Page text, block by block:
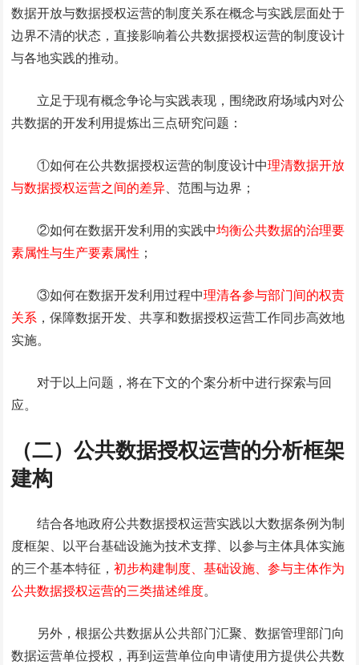
数据开放与数据授权运营的制度关系在概念与实践层面处于
边界不清的状态，直接影响着公共数据授权运营的制度设计
与各地实践的推动。
立足于现有概念争论与实践表现，围绕政府场域内对公
共数据的开发利用提炼出三点研究问题：
①如何在公共数据授权运营的制度设计中理清数据开放
与数据授权运营之间的差异、范围与边界；
②如何在数据开发利用的实践中均衡公共数据的治理要
素属性与生产要素属性 ；
③如何在数据开发利用过程中理清各参与部门间的权责
关系 ，保障数据开发、共享和数据授权运营工作同步高效地
实施。
对于以上问题，将在下文的个案分析中进行探索与回
应。
（二）公共数据授权运营的分析框架
建构
结合各地政府公共数据授权运营实践以大数据条例为制
度框架、以平台基础设施为技术支撑、以参与主体具体实施
的三个基本特征，初步构建制度、基础设施、参与主体作为
公共数据授权运营的三类描述维度。
另外，根据公共数据从公共部门汇聚、数据管理部门向
数据运营单位授权，再到运营单位向申请使用方提供公共数